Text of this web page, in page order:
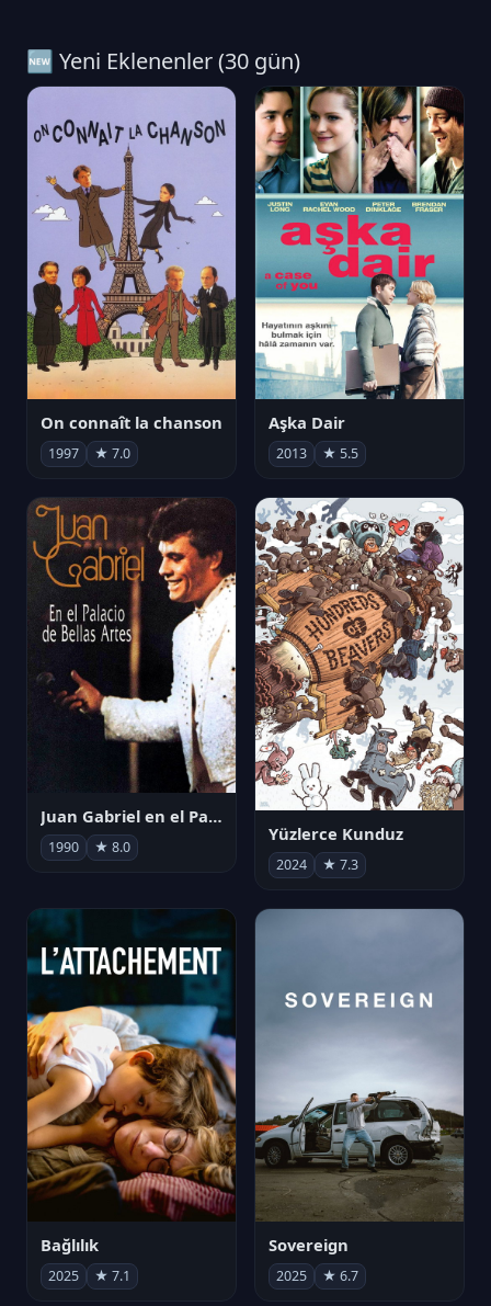
🆕 Yeni Eklenenler (30 gün)
On connaît la chanson
1997 ★ 7.0
Aşka Dair
2013 ★ 5.5
Juan Gabriel en el Palacio de Bellas Artes
1990 ★ 8.0
Yüzlerce Kunduz
2024 ★ 7.3
Bağlılık
2025 ★ 7.1
Sovereign
2025 ★ 6.7